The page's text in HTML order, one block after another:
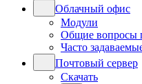
Облачный офис
Модули
Общие вопросы
Часто
Почтовый сервер
Скачать